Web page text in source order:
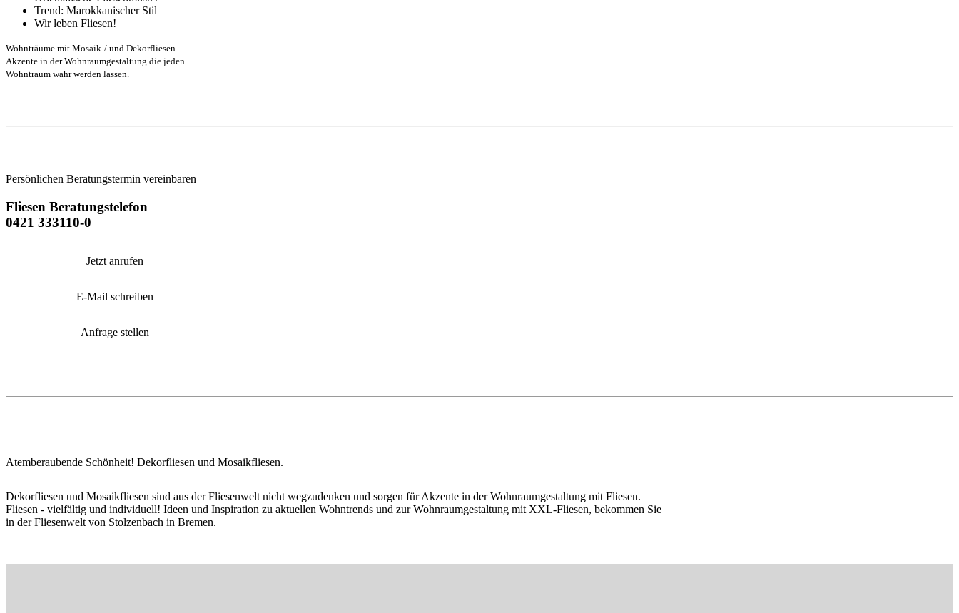
Trend: Marokkanischer Stil
Wir leben Fliesen!
Wohnträume mit Mosaik-/ und Dekorfliesen.
Akzente in der Wohnraumgestaltung die jeden
Wohntraum wahr werden lassen.
Persönlichen Beratungstermin vereinbaren
Fliesen Beratungstelefon
0421 333110-0
Jetzt anrufen
E-Mail schreiben
Anfrage stellen
Atemberaubende Schönheit! Dekorfliesen und Mosaikfliesen.
Dekorfliesen und Mosaikfliesen sind aus der Fliesenwelt nicht wegzudenken und sorgen für Akzente in der Wohnraumgestaltung mit Fliesen.
Fliesen - vielfältig und individuell! Ideen und Inspiration zu aktuellen Wohntrends und zur Wohnraumgestaltung mit XXL-Fliesen, bekommen Sie
in der Fliesenwelt von Stolzenbach in Bremen.